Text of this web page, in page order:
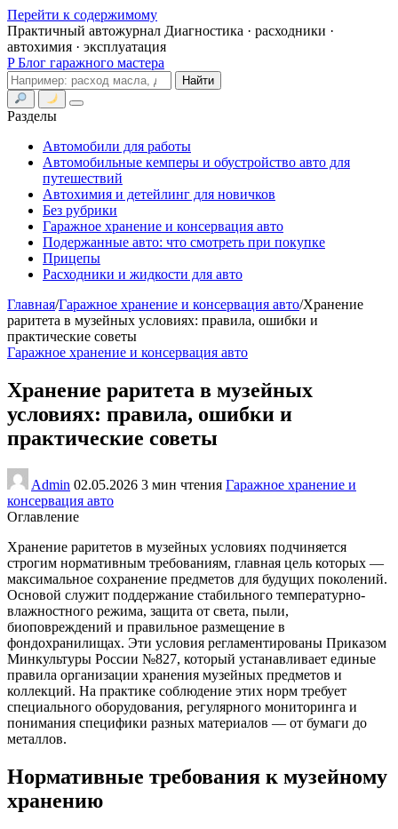
Перейти к содержимому
Практичный автожурнал Диагностика · расходники ·
автохимия · эксплуатация
P Блог гаражного мастера
Поиск
Найти
Меню
Разделы
Автомобили для работы
Автомобильные кемперы и обустройство авто для
путешествий
Автохимия и детейлинг для новичков
Без рубрики
Гаражное хранение и консервация авто
Подержанные авто: что смотреть при покупке
Прицепы
Расходники и жидкости для авто
Главная/Гаражное хранение и консервация авто/Хранение
раритета в музейных условиях: правила, ошибки и
практические советы
Гаражное хранение и консервация авто
Хранение раритета в музейных
условиях: правила, ошибки и
практические советы
Admin 02.05.2026 3 мин чтения Гаражное хранение и
консервация авто
Оглавление
Хранение раритетов в музейных условиях подчиняется
строгим нормативным требованиям, главная цель которых —
максимальное сохранение предметов для будущих поколений.
Основой служит поддержание стабильного температурно-
влажностного режима, защита от света, пыли,
биоповреждений и правильное размещение в
фондохранилищах. Эти условия регламентированы Приказом
Минкультуры России №827, который устанавливает единые
правила организации хранения музейных предметов и
коллекций. На практике соблюдение этих норм требует
специального оборудования, регулярного мониторинга и
понимания специфики разных материалов — от бумаги до
металлов.
Нормативные требования к музейному
хранению